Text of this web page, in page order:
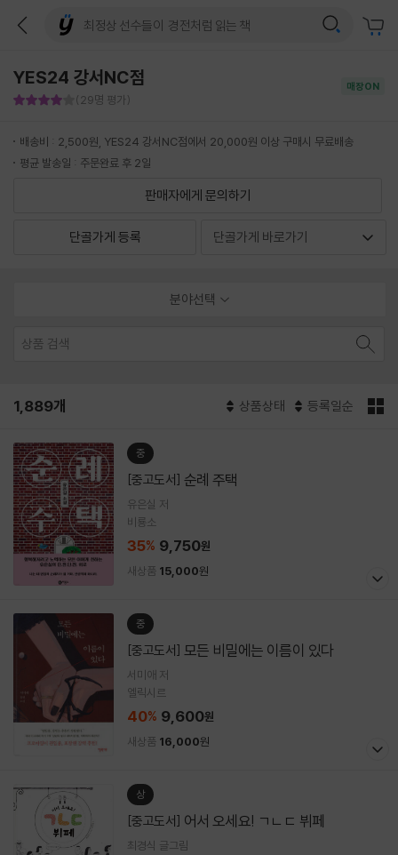
YES24 강서NC점
(29명 평가)
매장ON
배송비 : 2,500원, YES24 강서NC점에서 20,000원 이상 구매시 무료배송
평균 발송일 : 주문완료 후 2일
판매자에게 문의하기
단골가게 등록
분야선택
1,889개 상품상태 등록일순
중
[중고도서] 순례 주택
유은실 저
비룡소
35% 9,750원
새상품 15,000원
중
[중고도서] 모든 비밀에는 이름이 있다
서미애 저
엘릭시르
40% 9,600원
새상품 16,000원
상
[중고도서] 어서 오세요! ㄱㄴㄷ 뷔페
최경식 글그림